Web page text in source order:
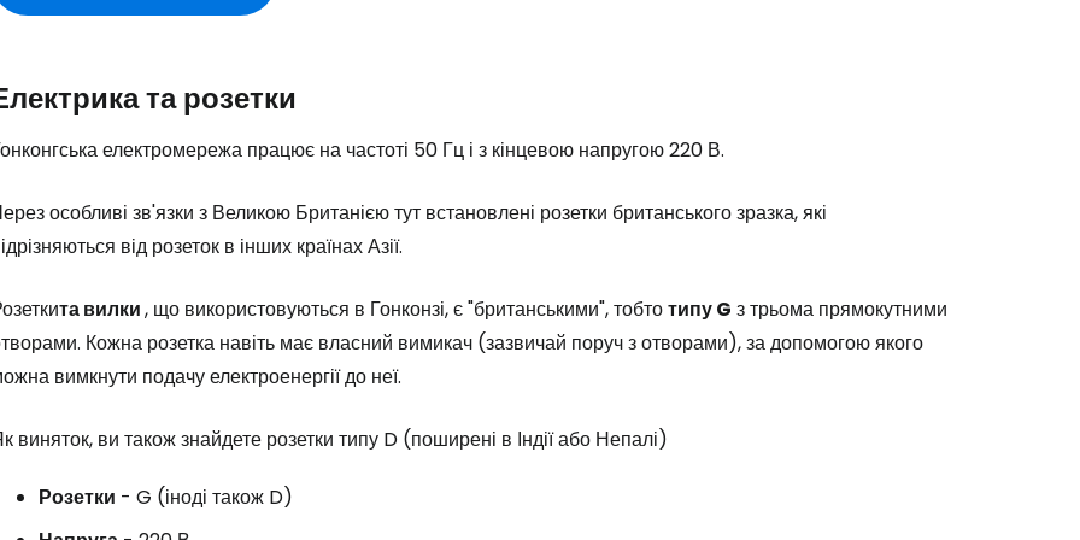
та розетки
електромережа працює на частоті 50 Гц і з кінцевою напругою 220 В.
особливі зв'язки з Великою Британією тут встановлені розетки британського зразка, які
від розеток в інших країнах Азії.
та вилки, що використовуються в Гонконзі, є "британськими", тобтотипу G з трьома прямокутними
Кожна розетка навіть має власний вимикач (зазвичай поруч з отворами), за допомогою якого
вимкнути подачу електроенергії до неї.
виняток, ви також знайдете розетки типу D (поширені в Індії або Непалі)
Розетки - G (іноді також D)